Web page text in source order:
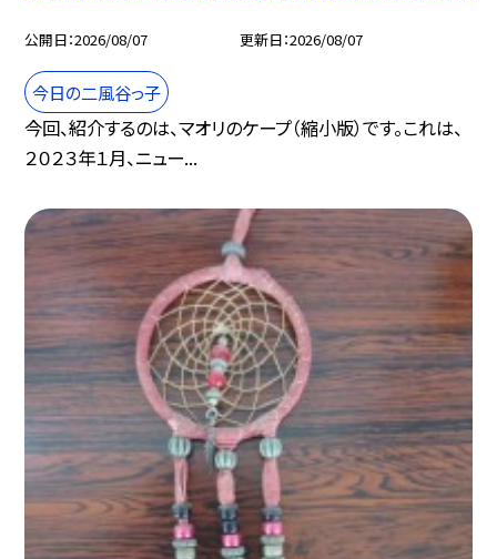
公開日 2026/08/07 更新日 2026/08/07
今日の二風谷っ子
今回、紹介するのは、マオリのケープ（縮小版）です。これは、
２０２３年１月、ニュー...